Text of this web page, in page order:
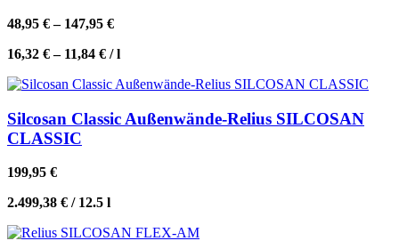
48,95 €– 147,95 €
16,32 €– 11,84 € /l
Silcosan Classic Außenwände-Relius SILCOSAN
CLASSIC
199,95 €
2.499,38 € / 12.5 l